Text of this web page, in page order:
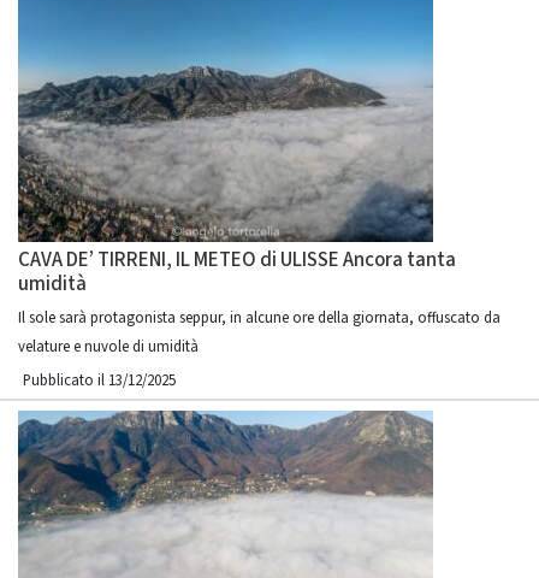
CAVA DE’ TIRRENI, IL METEO di ULISSE Ancora tanta
umidità
Il sole sarà protagonista seppur, in alcune ore della giornata, offuscato da
velature e nuvole di umidità
Pubblicato il 13/12/2025